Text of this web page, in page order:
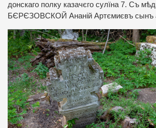
донскаго полку казачєго сулїна 7. Съ
БЄРЄЗОВСКОЙ Ананій Артємиєвъ сынъ